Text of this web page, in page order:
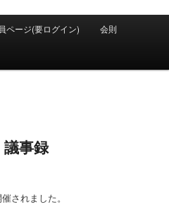
学校 後援会
College Supporters.
ページ(要ログイン) 会則
事録
されました。